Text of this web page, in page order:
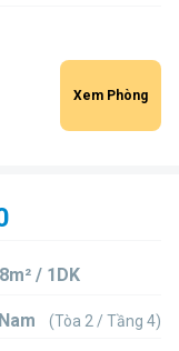
Xem Phòng
/ 1DK
(Tòa 2 / Tầng 4)